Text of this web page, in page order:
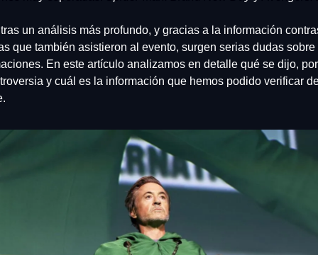
un análisis más profundo, y gracias a la información
que también asistieron al evento, surgen serias dudas
En este artículo analizamos en detalle qué se dijo,
y cuál es la información que hemos podido verificar